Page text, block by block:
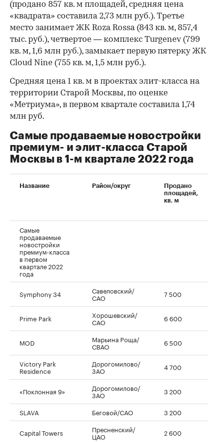
(продано 857 кв. м площадей, средняя цена
«квадрата» составила 2,73 млн руб.). Третье
место занимает ЖК Roza Rossa (843 кв. м, 857,4
тыс. руб.), четвертое — комплекс Turgenev (799
кв. м, 1,6 млн руб.), замыкает первую пятерку ЖК
Cloud Nine (755 кв. м, 1,5 млн руб.).
Средняя цена 1 кв. м в проектах элит-класса на
территории Старой Москвы, по оценке
«Метриума», в первом квартале составила 1,74
млн руб.
Самые продаваемые новостройки
премиум- и элит-класса Старой
Москвы в 1-м квартале 2022 года
Название Район/округ
Продано
площадей,
кв. м
Самые
продаваемые
новостройки
премиум-класса
в первом
квартале 2022
года
Symphony 34 Савеловский/
САО 7 500
Prime Park Хорошевский/
САО 6 600
MOD Марьина Роща/
СВАО 6 500
Victory Park
Residence
Дорогомилово/
ЗАО 4 700
«Поклонная 9» Дорогомилово/
ЗАО 3 200
SLAVA Беговой/САО 3 200
Capital Towers Пресненский/
ЦАО 2 600